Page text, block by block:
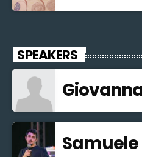
SPEAKERS
Samuele